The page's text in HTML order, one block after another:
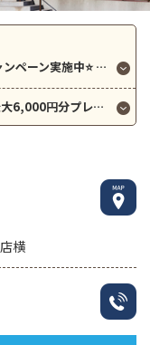
横
ペーン実施中⭐
【New!】モデルルームOPEN⭐QUOカード最大6,000円分プレゼントキャンペーン実施中⭐